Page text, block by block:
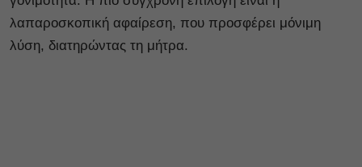
λαπαροσκοπική αφαίρεση, που προσφέρει μόνιμη
λύση, διατηρώντας τη μήτρα.